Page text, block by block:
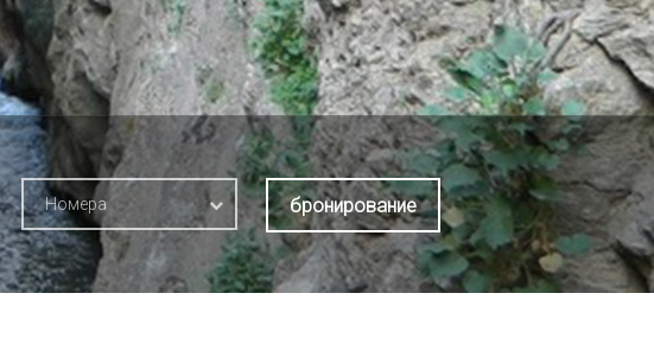
Номера бронирование